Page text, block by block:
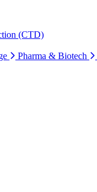
(CTD)
Pharma & Biotech